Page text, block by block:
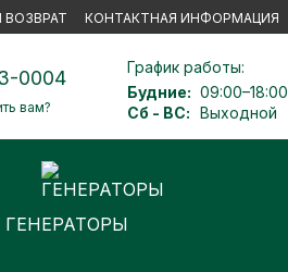
ВОЗВРАТ КОНТАКТНАЯ ИНФОРМАЦИЯ
0004
вам?
График работы:
Будние: 09:00–18:00
Сб - ВС: Выходной
ГЕНЕРАТОРЫ